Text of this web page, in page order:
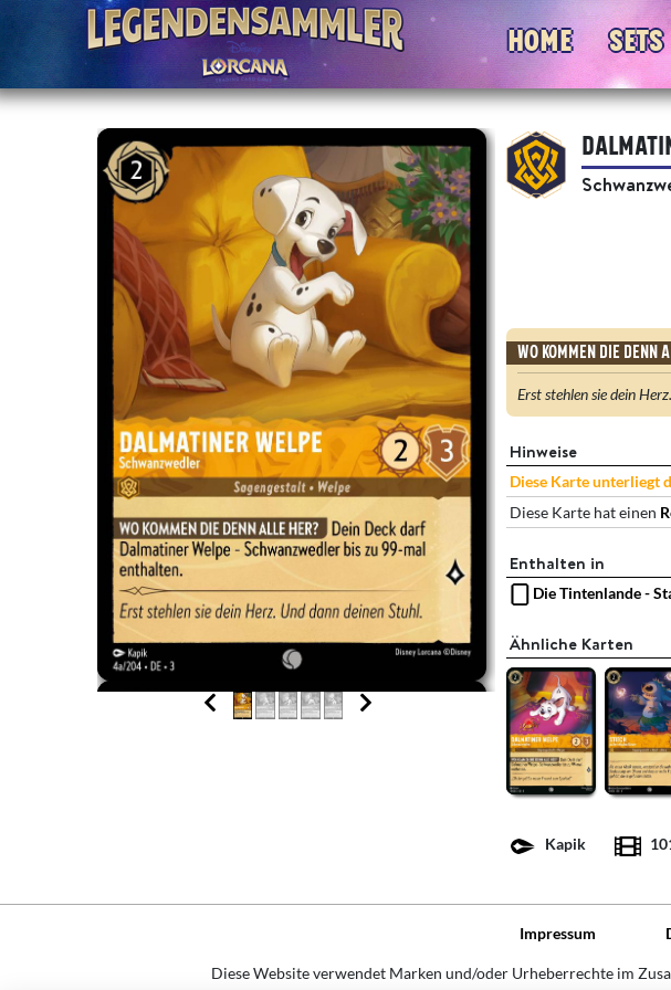
Home Sets
Wo kommen die denn
Erst stehlen sie dein
Hinweise
Diese Karte unterliegt
Diese Karte hat einen
Enthalten in
Die Tintenlande -
Ähnliche Karten
Kapik
Impressum
Diese Website verwendet Marken und/oder Urheberrechte im